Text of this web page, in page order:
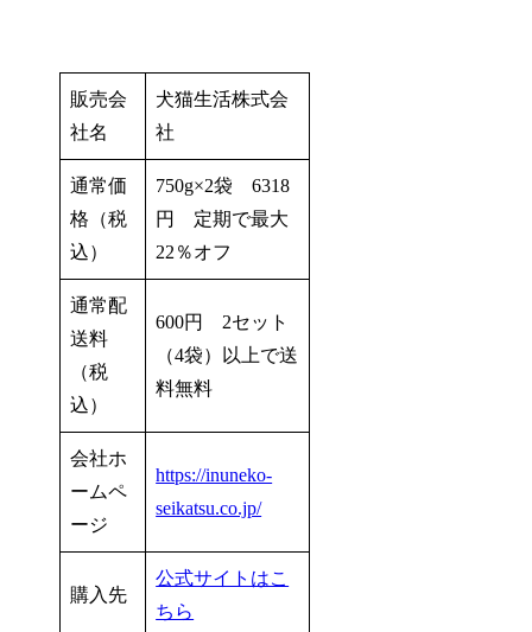
販売会
社名
犬猫生活株式会
社
通常価
格（税
込）
750g×2袋 6318
円 定期で最大
22％オフ
通常配
送料
（税
込）
600円 2セット
（4袋）以上で送
料無料
会社ホ
ームペ
ージ
https://inuneko-
seikatsu.co.jp/
購入先
公式サイトはこ
ちら